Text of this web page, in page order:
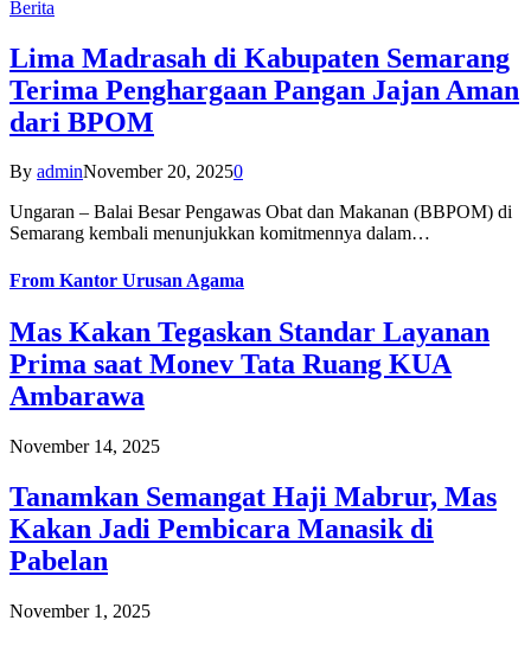
Berita
Lima Madrasah di Kabupaten Semarang
Terima Penghargaan Pangan Jajan Aman
dari BPOM
By adminNovember 20, 20250
Ungaran – Balai Besar Pengawas Obat dan Makanan (BBPOM) di
Semarang kembali menunjukkan komitmennya dalam…
From Kantor Urusan Agama
Mas Kakan Tegaskan Standar Layanan
Prima saat Monev Tata Ruang KUA
Ambarawa
November 14, 2025
Tanamkan Semangat Haji Mabrur, Mas
Kakan Jadi Pembicara Manasik di
Pabelan
November 1, 2025